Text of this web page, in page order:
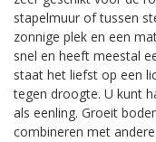
stapelmuur of tussen
zonnige plek en een
snel en heeft meestal
staat het liefst op een
tegen droogte. U kunt
als eenling. Groeit
combineren met